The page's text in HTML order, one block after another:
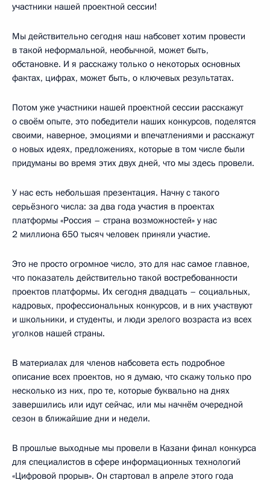
участники нашей проектной сессии!
Мы действительно сегодня наш набсовет хотим провести
в такой неформальной, необычной, может быть,
обстановке. И я расскажу только о некоторых основных
фактах, цифрах, может быть, о ключевых результатах.
Потом уже участники нашей проектной сессии расскажут
о своём опыте, это победители наших конкурсов, поделятся
своими, наверное, эмоциями и впечатлениями и расскажут
о новых идеях, предложениях, которые в том числе были
придуманы во время этих двух дней, что мы здесь провели.
У нас есть небольшая презентация. Начну с такого
серьёзного числа: за два года участия в проектах
платформы «Россия – страна возможностей» у нас
2 миллиона 650 тысяч человек приняли участие.
Это не просто огромное число, это для нас самое главное,
что показатель действительно такой востребованности
проектов платформы. Их сегодня двадцать – социальных,
кадровых, профессиональных конкурсов, и в них участвуют
и школьники, и студенты, и люди зрелого возраста из всех
уголков нашей страны.
В материалах для членов набсовета есть подробное
описание всех проектов, но я думаю, что скажу только про
несколько из них, про те, которые буквально на днях
завершились или идут сейчас, или мы начнём очередной
сезон в ближайшие дни и недели.
В прошлые выходные мы провели в Казани финал конкурса
для специалистов в сфере информационных технологий
«Цифровой прорыв». Он стартовал в апреле этого года